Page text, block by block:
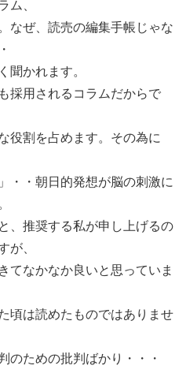
ム、
なぜ、読売の編集手帳じゃな
聞かれます。
採用されるコラムだからで
役割を占めます。その為に
・・朝日的発想が脳の刺激に
、推奨する私が申し上げるの
が、
てなかなか良いと思っていま
頃は読めたものではありませ
のための批判ばかり・・・